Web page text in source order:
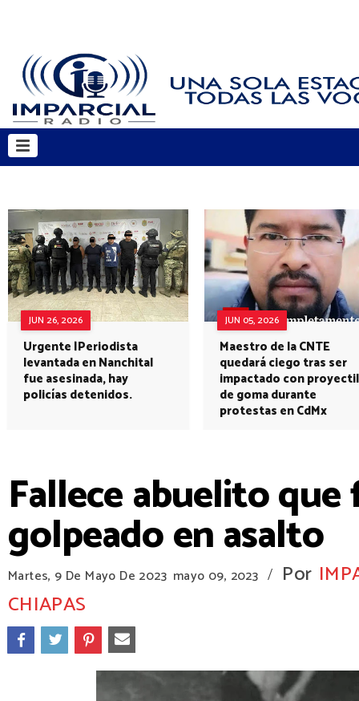
JUN 26, 2026
Urgente |Periodista
levantada en Nanchital
fue asesinada, hay
policías detenidos.
JUN 05, 2026
Maestro de la CNTE
quedará ciego tras ser
impactado con proyectil
de goma durante
protestas en CdMx
Fallece abuelito
golpeado en asalto
Martes, 9 De Mayo De 2023 mayo 09, 2023 / Por
CHIAPAS